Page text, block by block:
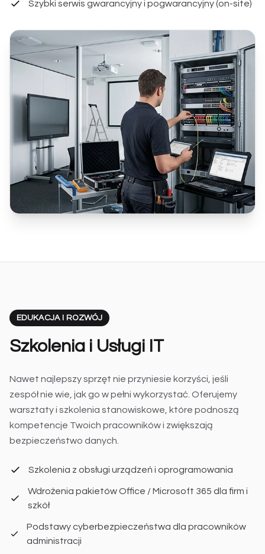
Szybki serwis gwarancyjny i pogwarancyjny (on-site)
EDUKACJA I ROZWÓJ
Szkolenia i Usługi IT
Nawet najlepszy sprzęt nie przyniesie korzyści, jeśli
zespół nie wie, jak go w pełni wykorzystać. Oferujemy
warsztaty i szkolenia stanowiskowe, które podnoszą
kompetencje Twoich pracowników i zwiększają
bezpieczeństwo danych.
Szkolenia z obsługi urządzeń i oprogramowania
Wdrożenia pakietów Office / Microsoft 365 dla firm i
szkół
Podstawy cyberbezpieczeństwa dla pracowników
administracji